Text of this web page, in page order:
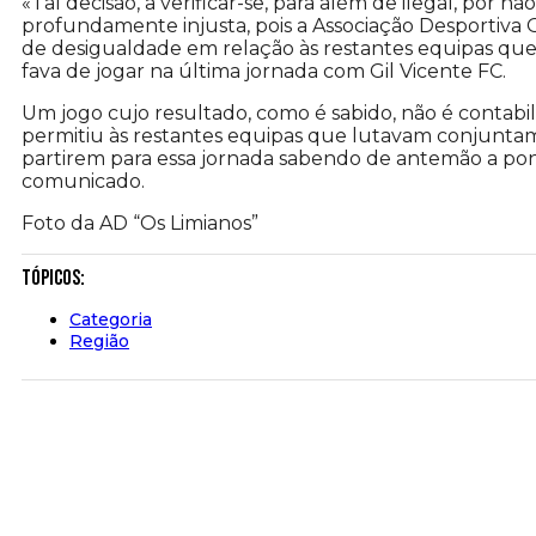
profundamente injusta, pois a Associação
de desigualdade em relação às restantes equipas
fava de jogar na última jornada com Gil Vicente FC.
Um jogo cujo resultado, como é sabido, não é
permitiu às restantes equipas que lutavam
partirem para essa jornada sabendo de antemão a
comunicado.
Foto da AD “Os Limianos”
Tópicos:
Categoria
Região